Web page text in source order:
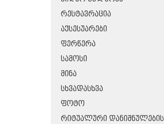
ᲠᲔᲡᲢᲐᲕᲠᲐᲪᲘᲐ
ᲐᲥᲡᲔᲡᲣᲐᲠᲔᲑᲘ
ᲤᲔᲠᲬᲔᲠᲐ
ᲡᲐᲛᲝᲡᲘ
ᲛᲘᲜᲐ
ᲡᲮᲕᲐᲓᲐᲡᲮᲕᲐ
ᲤᲝᲢᲝ
ᲠᲘᲢᲣᲐᲚᲣᲠᲘ ᲓᲐᲜᲘᲨᲜᲣᲚᲔᲑᲘᲡ